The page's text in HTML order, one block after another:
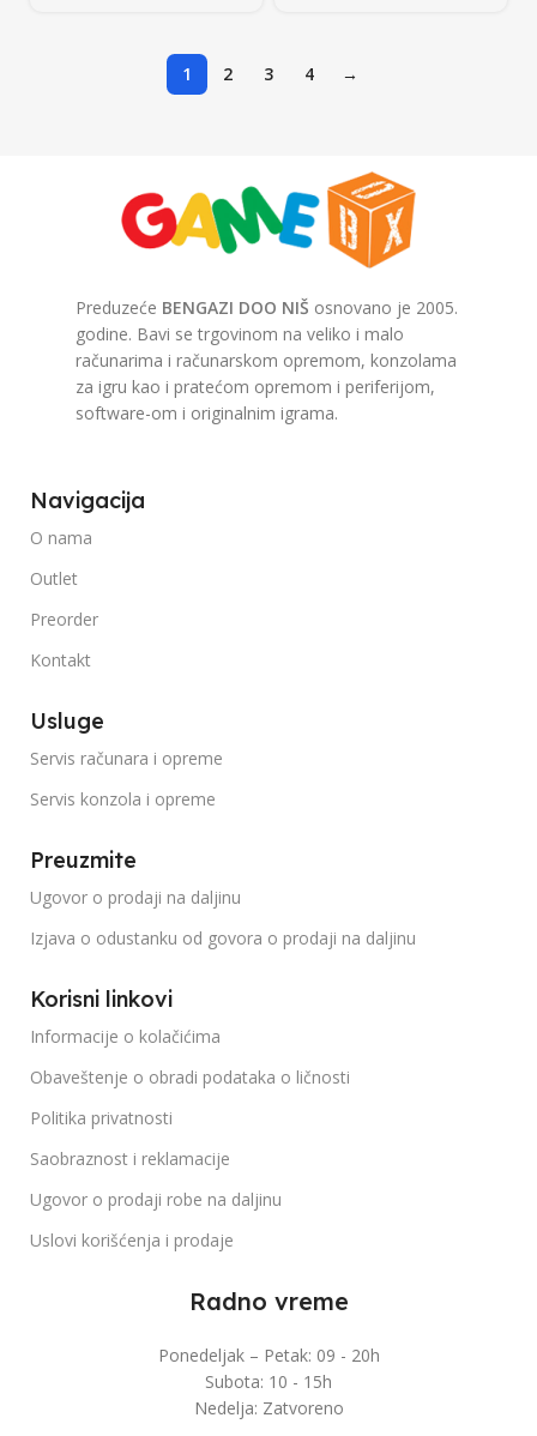
1 2 3 4 →
Preduzeće BENGAZI DOO NIŠ osnovano je 2005.
godine. Bavi se trgovinom na veliko i malo
računarima i računarskom opremom, konzolama
za igru kao i pratećom opremom i periferijom,
software-om i originalnim igrama.
Navigacija
O nama
Outlet
Preorder
Kontakt
Usluge
Servis računara i opreme
Servis konzola i opreme
Preuzmite
Ugovor o prodaji na daljinu
Izjava o odustanku od govora o prodaji na daljinu
Korisni linkovi
Informacije o kolačićima
Obaveštenje o obradi podataka o ličnosti
Politika privatnosti
Saobraznost i reklamacije
Ugovor o prodaji robe na daljinu
Uslovi korišćenja i prodaje
Radno vreme
Ponedeljak – Petak: 09 - 20h
Subota: 10 - 15h
Nedelja: Zatvoreno